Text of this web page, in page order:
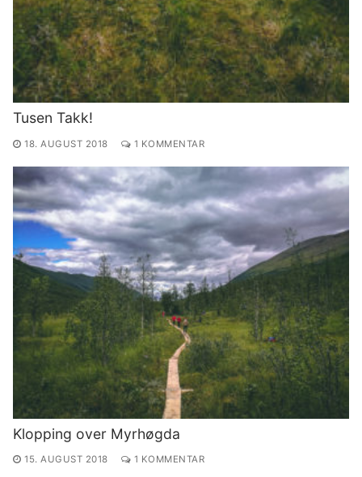
Tusen Takk!
18. AUGUST 2018 1 KOMMENTAR
Klopping over Myrhøgda
15. AUGUST 2018 1 KOMMENTAR